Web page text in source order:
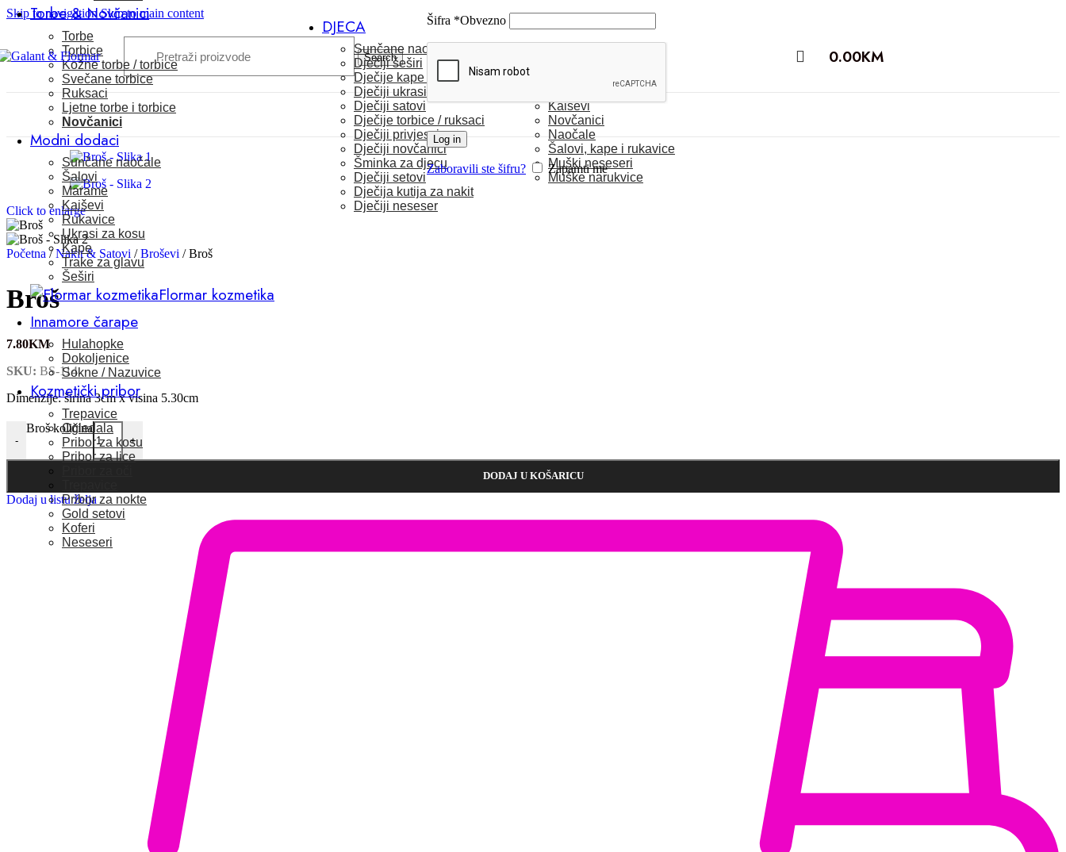
Skip to navigationSkip to main content
Search
Šifra *Obvezno
Log in
Zaboravili ste šifru? Zapamti me
0.00KM
Torbe & Novčanici
Torbe
Torbice
Kožne torbe / torbice
Svečane torbice
Ruksaci
Ljetne torbe i torbice
Novčanici
Modni dodaci
Sunčane naočale
Šalovi
Marame
Kaiševi
Rukavice
Ukrasi za kosu
Kape
Trake za glavu
Šeširi
Flormar kozmetika
Innamore čarape
Hulahopke
Dokoljenice
Sokne / Nazuvice
Kozmetički pribor
Trepavice
Ogledala
Pribor za kosu
Pribor za lice
Pribor za nokte
Gold setovi
Koferi
Neseseri
DJECA
Sunčane naočale
Dječiji šeširi
Dječije kape / rukavice
Dječiji ukrasi za kosu
Dječiji satovi
Dječije torbice / ruksaci
Dječiji privjesci
Dječiji novčanici
Šminka za djecu
Dječiji setovi
Dječija kutija za nakit
Dječiji neseser
Kaiševi
Novčanici
Naočale
Šalovi, kape i rukavice
Muški neseseri
Muške narukvice
Click to enlarge
Početna/ Nakit & Satovi / Broševi / Broš
Broš
7.80KM
SKU: BS-114
Dimenzije: širina 3cm x visina 5.30cm
-
Broš količina
+
DODAJ U KOŠARICU
Dodaj u listu želja